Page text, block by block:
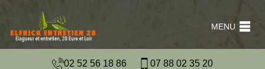
MENU
02 52 56 18 86 07 88 02 35 20